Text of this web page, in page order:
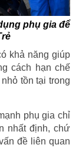
phụ gia để
khả năng giúp
cách hạn chế
tồn tại trong
phụ gia chỉ
nhất định, chứ
đề liên quan